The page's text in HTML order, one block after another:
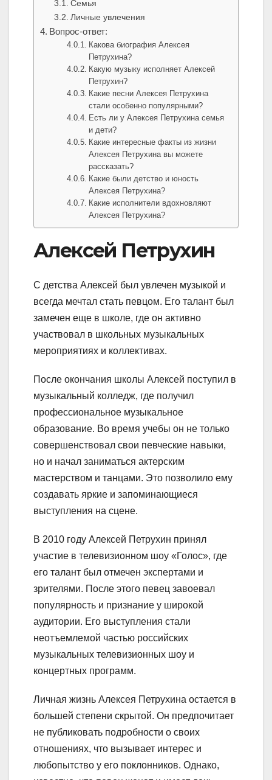
Семья
Личные увлечения
Вопрос-ответ:
Какова биография Алексея
Петрухина?
Какую музыку исполняет Алексей
Петрухин?
Какие песни Алексея Петрухина
стали особенно популярными?
Есть ли у Алексея Петрухина семья
и дети?
Какие интересные факты из жизни
Алексея Петрухина вы можете
рассказать?
Какие были детство и юность
Алексея Петрухина?
Какие исполнители вдохновляют
Алексея Петрухина?
Алексей Петрухин
С детства Алексей был увлечен музыкой и
всегда мечтал стать певцом. Его талант был
замечен еще в школе, где он активно
участвовал в школьных музыкальных
мероприятиях и коллективах.
После окончания школы Алексей поступил в
музыкальный колледж, где получил
профессиональное музыкальное
образование. Во время учебы он не только
совершенствовал свои певческие навыки,
но и начал заниматься актерским
мастерством и танцами. Это позволило ему
создавать яркие и запоминающиеся
выступления на сцене.
В 2010 году Алексей Петрухин принял
участие в телевизионном шоу «Голос», где
его талант был отмечен экспертами и
зрителями. После этого певец завоевал
популярность и признание у широкой
аудитории. Его выступления стали
неотъемлемой частью российских
музыкальных телевизионных шоу и
концертных программ.
Личная жизнь Алексея Петрухина остается в
большей степени скрытой. Он предпочитает
не публиковать подробности о своих
отношениях, что вызывает интерес и
любопытство у его поклонников. Однако,